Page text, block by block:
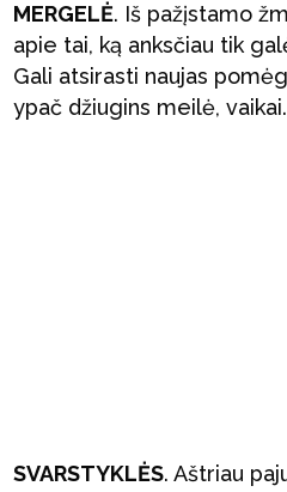
MERGELĖ. Iš pažįstamo
apie tai, ką anksčiau tik
Gali atsirasti naujas
ypač džiugins meilė, vaikai.
SVARSTYKLĖS. Aštriau